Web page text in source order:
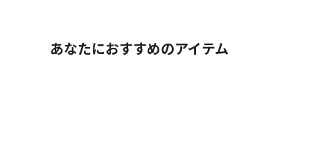
あなたにおすすめのアイテム